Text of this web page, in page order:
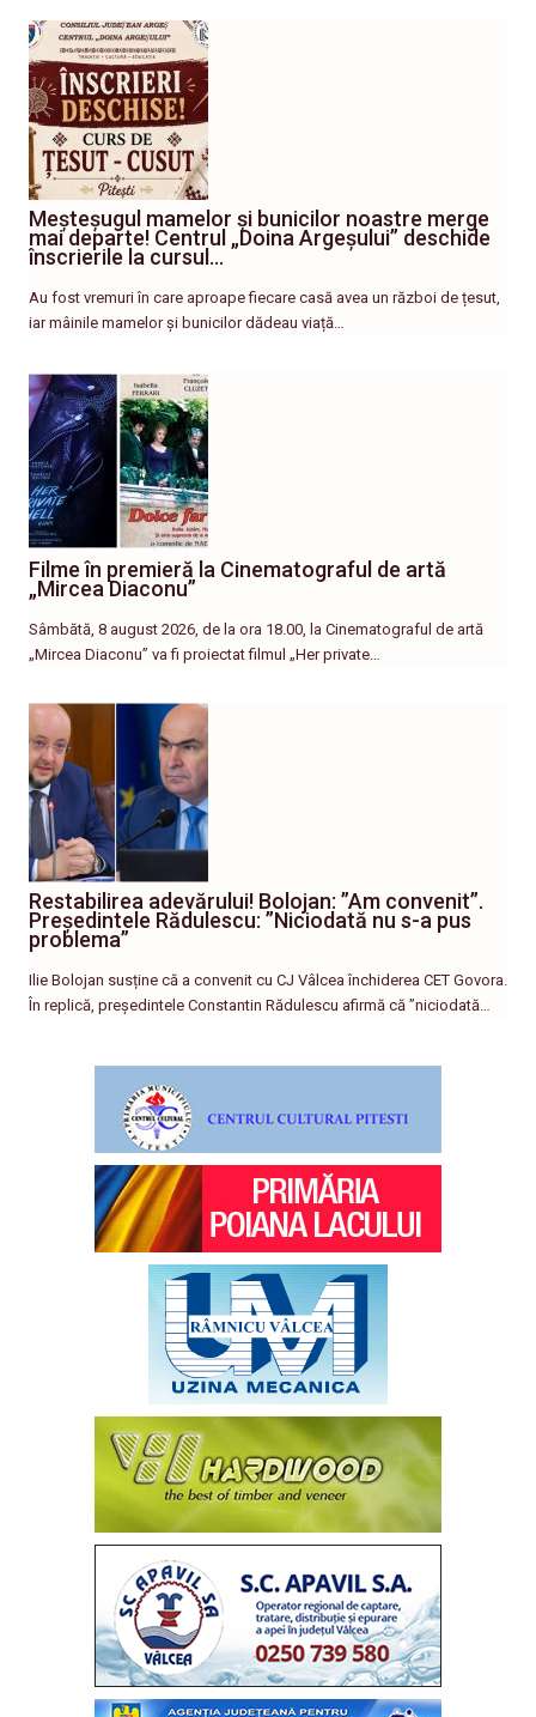
Meșteșugul mamelor și bunicilor noastre merge
mai departe! Centrul „Doina Argeșului” deschide
înscrierile la cursul…
Au fost vremuri în care aproape fiecare casă avea un război de țesut,
iar mâinile mamelor și bunicilor dădeau viață…
Filme în premieră la Cinematograful de artă
„Mircea Diaconu”
Sâmbătă, 8 august 2026, de la ora 18.00, la Cinematograful de artă
„Mircea Diaconu” va fi proiectat filmul „Her private…
Restabilirea adevărului! Bolojan: ”Am convenit”.
Președintele Rădulescu: ”Niciodată nu s-a pus
problema”
Ilie Bolojan susține că a convenit cu CJ Vâlcea închiderea CET Govora.
În replică, președintele Constantin Rădulescu afirmă că ”niciodată…